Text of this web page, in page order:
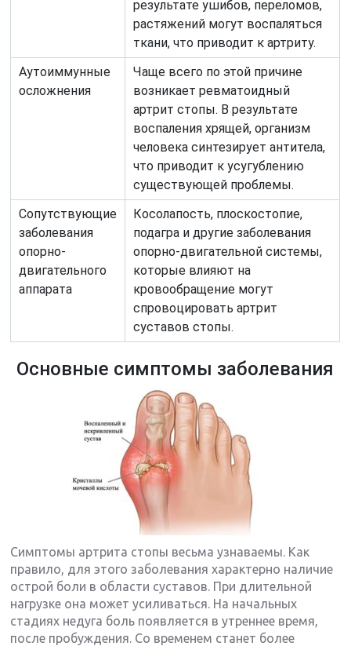
результате ушибов, переломов,
растяжений могут воспаляться
ткани, что приводит к артриту.
Аутоиммунные
осложнения
Чаще всего по этой причине
возникает ревматоидный
артрит стопы. В результате
воспаления хрящей, организм
человека синтезирует антитела,
что приводит к усугублению
существующей проблемы.
Сопутствующие
заболевания
опорно-
двигательного
аппарата
Косолапость, плоскостопие,
подагра и другие заболевания
опорно-двигательной системы,
которые влияют на
кровообращение могут
спровоцировать артрит
суставов стопы.
Основные симптомы заболевания
Симптомы артрита стопы весьма узнаваемы. Как
правило, для этого заболевания характерно наличие
острой боли в области суставов. При длительной
нагрузке она может усиливаться. На начальных
стадиях недуга боль появляется в утреннее время,
после пробуждения. Со временем станет более